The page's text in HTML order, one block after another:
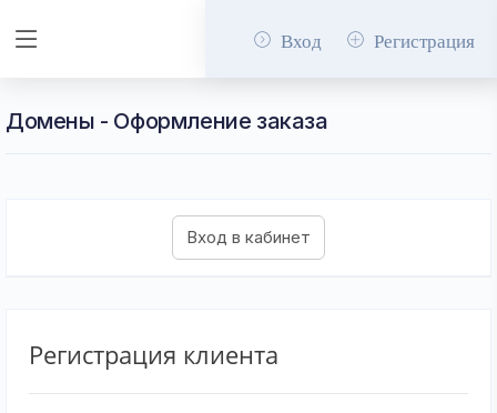
Вход Регистрация
Домены - Оформление заказа
Регистрация клиента